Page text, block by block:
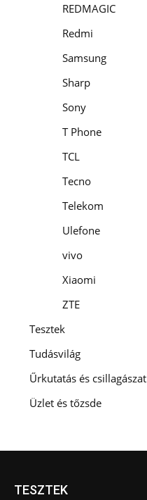
REDMAGIC
Redmi
Samsung
Sharp
Sony
T Phone
TCL
Tecno
Telekom
Ulefone
vivo
Xiaomi
ZTE
Tesztek
Tudásvilág
Űrkutatás és csillagászat
Üzlet és tőzsde
TESZTEK